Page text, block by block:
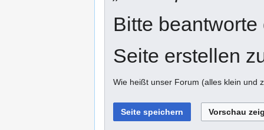
Bitte
Seite erstellen
Wie heißt unser Forum (alles klein und